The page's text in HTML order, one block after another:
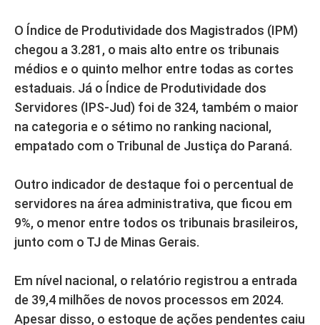
O Índice de Produtividade dos Magistrados (IPM)
chegou a 3.281, o mais alto entre os tribunais
médios e o quinto melhor entre todas as cortes
estaduais. Já o Índice de Produtividade dos
Servidores (IPS-Jud) foi de 324, também o maior
na categoria e o sétimo no ranking nacional,
empatado com o Tribunal de Justiça do Paraná.
Outro indicador de destaque foi o percentual de
servidores na área administrativa, que ficou em
9%, o menor entre todos os tribunais brasileiros,
junto com o TJ de Minas Gerais.
Em nível nacional, o relatório registrou a entrada
de 39,4 milhões de novos processos em 2024.
Apesar disso, o estoque de ações pendentes caiu